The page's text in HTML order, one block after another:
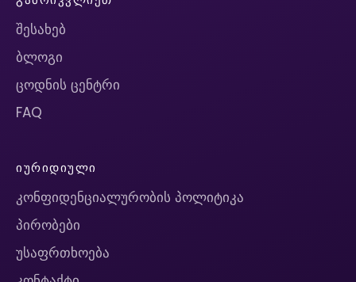
შესახებ
ბლოგი
ცოდნის ცენტრი
FAQ
ᲘᲣᲠᲘᲓᲘᲣᲚᲘ
კონფიდენციალურობის პოლიტიკა
პირობები
უსაფრთხოება